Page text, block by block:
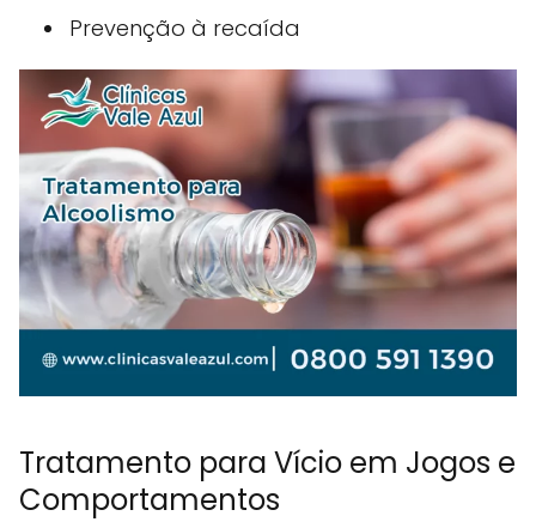
Prevenção à recaída
Tratamento para Vício em Jogos e
Comportamentos